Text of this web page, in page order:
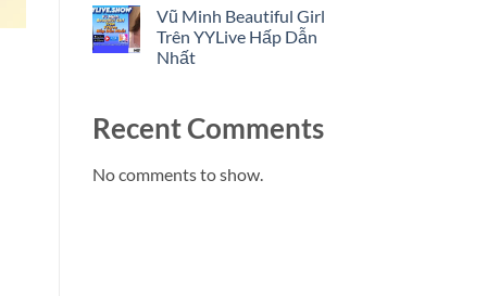
nghiệm
live
hấp
dẫn
mới
on
Phan
Huy
trên
Gây
Ấn
Mới
2026
Vũ Minh Beautiful Girl
Trên YYLive Hấp Dẫn
Nhất
Vũ
Minh
Trên
Recent Comments
No comments to show.